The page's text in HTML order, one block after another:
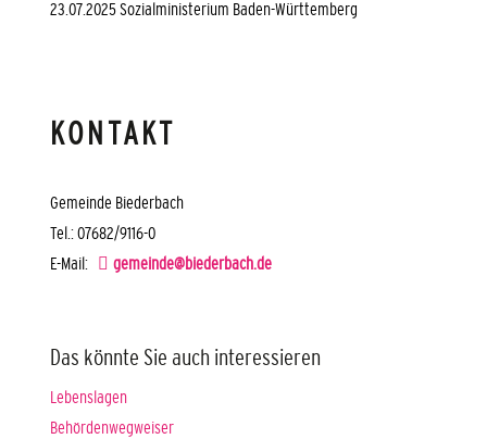
23.07.2025 Sozialministerium Baden-Württemberg
KONTAKT
Gemeinde Biederbach
Tel.: 07682/9116-0
E-Mail:
gemeinde@biederbach.de
Das könnte Sie auch interessieren
Lebenslagen
Behördenwegweiser